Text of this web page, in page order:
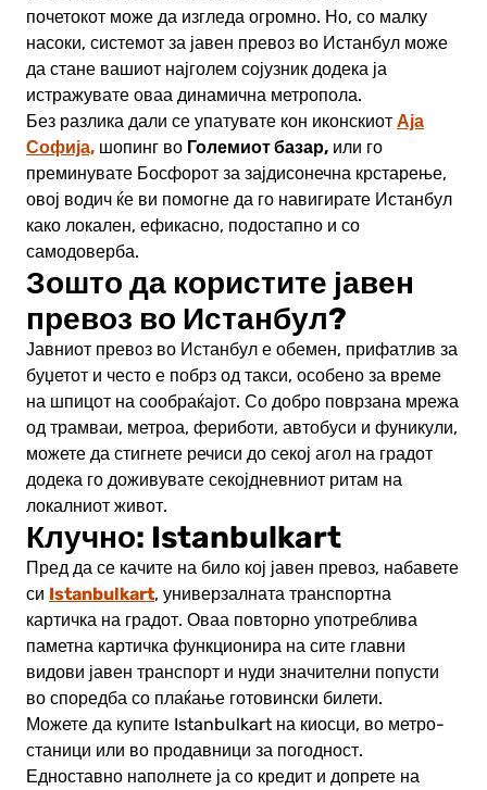
почетокот може да изгледа огромно. Но, со малку
насоки, системот за јавен превоз во Истанбул може
да стане вашиот најголем сојузник додека ја
истражувате оваа динамична метропола.
Без разлика дали се упатувате кон иконскиот Аја
Софија, шопинг во Големиот базар, или го
преминувате Босфорот за зајдисонечна крстарење,
овој водич ќе ви помогне да го навигирате Истанбул
како локален, ефикасно, подостапно и со
самодоверба.
Зошто да користите јавен
превоз во Истанбул?
Јавниот превоз во Истанбул е обемен, прифатлив за
буџетот и често е побрз од такси, особено за време
на шпицот на сообраќајот. Со добро поврзана мрежа
од трамваи, метроа, фериботи, автобуси и фуникули,
можете да стигнете речиси до секој агол на градот
додека го доживувате секојдневниот ритам на
локалниот живот.
Клучно: Istanbulkart
Пред да се качите на било кој јавен превоз, набавете
си Istanbulkart, универзалната транспортна
картичка на градот. Оваа повторно употреблива
паметна картичка функционира на сите главни
видови јавен транспорт и нуди значителни попусти
во споредба со плаќање готовински билети.
Можете да купите Istanbulkart на киосци, во метро-
станици или во продавници за погодност.
Едноставно наполнете ја со кредит и допрете на